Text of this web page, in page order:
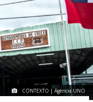
CONTEXTO | Agencia UNO